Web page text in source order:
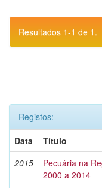
Resultados 1-1 de 1.
Registos:
Data
Título
2015
Pecuária na
2000 a 2014